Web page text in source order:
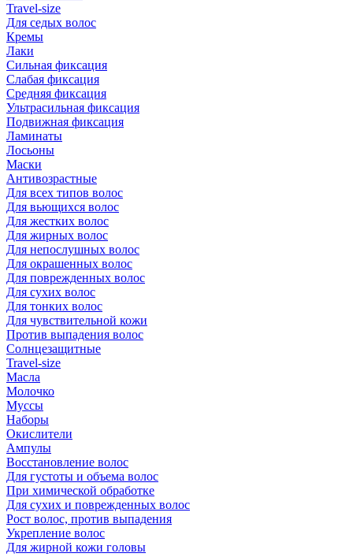
Travel-size
Для седых волос
Кремы
Лаки
Сильная фиксация
Слабая фиксация
Средняя фиксация
Ультрасильная фиксация
Подвижная фиксация
Ламинаты
Лосьоны
Маски
Антивозрастные
Для всех типов волос
Для вьющихся волос
Для жестких волос
Для жирных волос
Для непослушных волос
Для окрашенных волос
Для поврежденных волос
Для сухих волос
Для тонких волос
Для чувствительной кожи
Против выпадения волос
Солнцезащитные
Travel-size
Масла
Молочко
Муссы
Наборы
Окислители
Ампулы
Восстановление волос
Для густоты и объема волос
При химической обработке
Для сухих и поврежденных волос
Рост волос, против выпадения
Укрепление волос
Для жирной кожи головы